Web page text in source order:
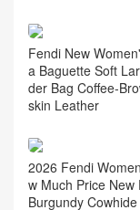
相关推荐
Fendi New
rice Picture Black
Leather